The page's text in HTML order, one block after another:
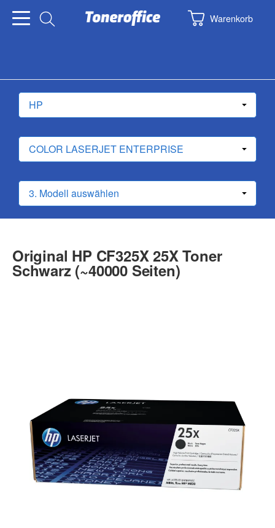
Warenkorb
Original HP CF325X 25X Toner
Schwarz (~40000 Seiten)